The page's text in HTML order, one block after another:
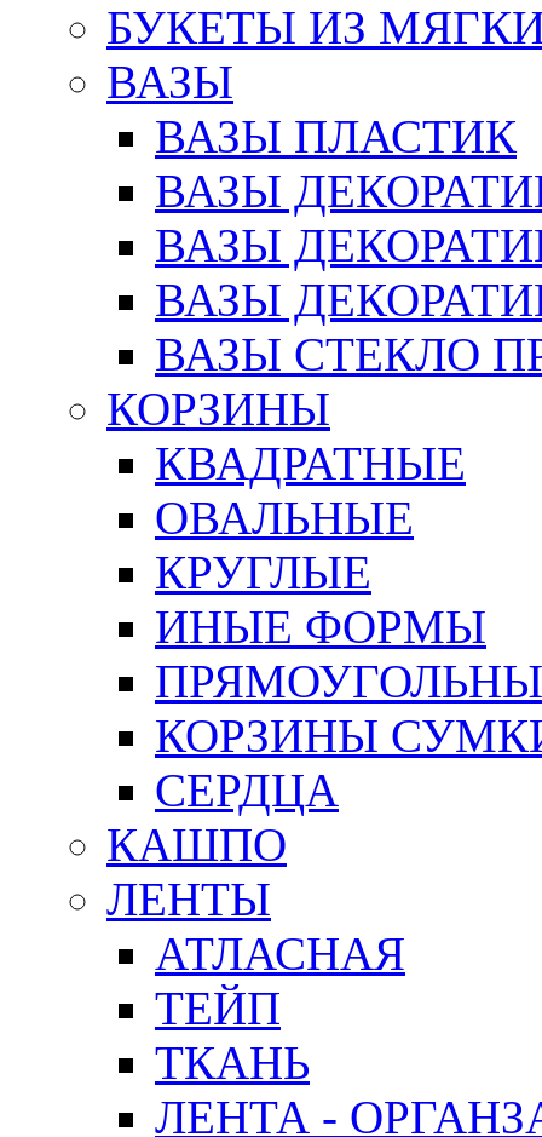
БУКЕТЫ ИЗ
ВАЗЫ
ВАЗЫ ПЛАСТИК
ВАЗЫ
ВАЗЫ
ВАЗЫ
ВАЗЫ СТЕКЛО
КОРЗИНЫ
КВАДРАТНЫЕ
ОВАЛЬНЫЕ
КРУГЛЫЕ
ИНЫЕ ФОРМЫ
КОРЗИНЫ
СЕРДЦА
КАШПО
ЛЕНТЫ
АТЛАСНАЯ
ТЕЙП
ТКАНЬ
ЛЕНТА -